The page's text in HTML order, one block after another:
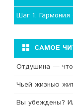
Шаг 1.
САМОЕ
Отдушина —
Чьей жизнью
Вы убеждены?